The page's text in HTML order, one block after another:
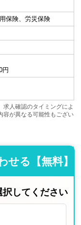
保険、労災保険
円
人確認のタイミングによ
容が異なる可能性もござい
せる【無料】
してください